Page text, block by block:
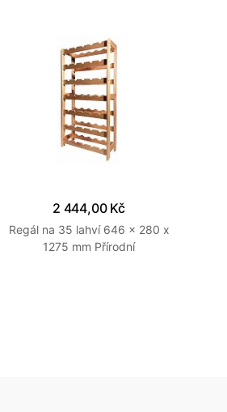
2 444,00 Kč
Regál na 35 lahví 646 x 280 x
1275 mm Přírodní